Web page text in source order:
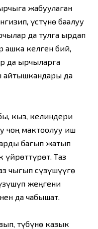
жабуулаган
үстүнө баалуу
да тулга ырдап
ашка келген бий,
да ырчыларга
да
кыз, келиндери
чоң мактоолуу иш
багып жатып
Таз
чыгып сүзүшүүгө
жеңгени
да чабышат.
түбүнө казык